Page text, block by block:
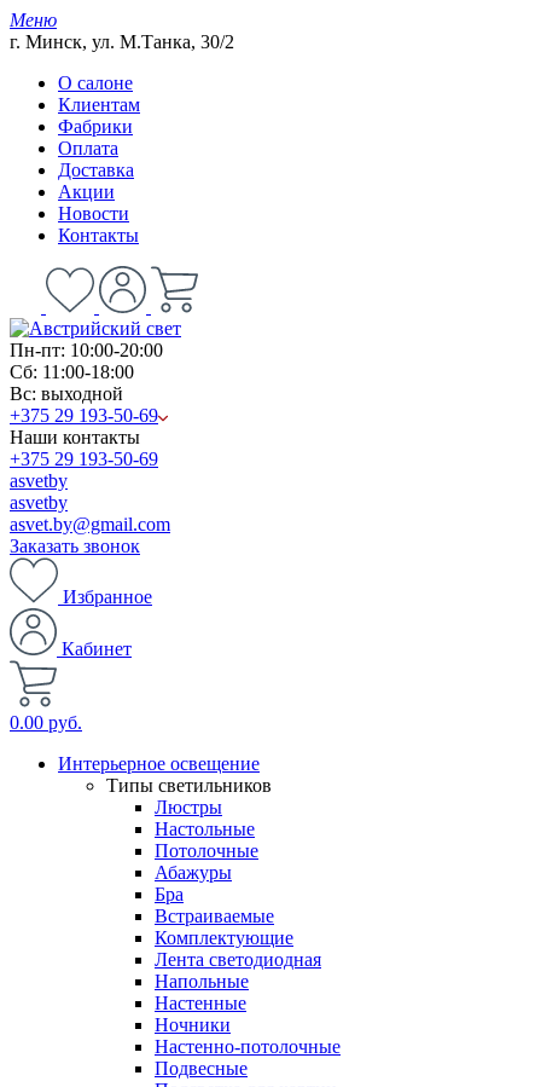
Меню
г. Минск, ул. М.Танка, 30/2
О салоне
Клиентам
Фабрики
Оплата
Доставка
Акции
Новости
Контакты
Пн-пт: 10:00-20:00
Сб: 11:00-18:00
Вс: выходной
+375 29 193-50-69
Наши контакты
+375 29 193-50-69
asvetby
asvetby
asvet.by@gmail.com
Заказать звонок
Избранное
Кабинет
0.00 руб.
Интерьерное освещение
Типы светильников
Люстры
Настольные
Потолочные
Абажуры
Бра
Встраиваемые
Комплектующие
Лента светодиодная
Напольные
Настенные
Ночники
Настенно-потолочные
Подвесные